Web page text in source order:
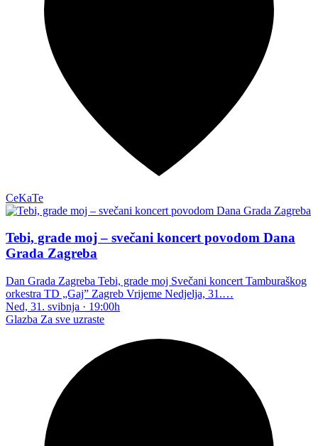
CeKaTe
Tebi, grade moj – svečani koncert povodom Dana
Grada Zagreba
Dan Grada Zagreba Tebi, grade moj Svečani koncert Tamburaškog
orkestra TD „Gaj” Zagreb Vrijeme Nedjelja, 31.…
Ned, 31. svibnja · 19:00h
Glazba Za sve uzraste